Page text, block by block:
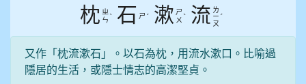
枕 ㄓ
ㄣ ˋ 石 ㄕ ˊ 漱 ㄕ
ㄨ ˋ 流 ㄌ
ㄧ
ㄡ
ˊ
又作「枕流漱石」。以石為枕，用流水漱口。比喻過
隱居的生活，或隱士情志的高潔堅貞。